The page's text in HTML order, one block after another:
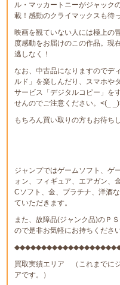
ル・マッカートニーがジャック
載！感動のクライマックスも待
映画を観ていない人には極上の
度感動をお届けのこの作品。現
逃しなく！
なお、中古品になりますのでデ
ルド」を楽しんだり、スマホや
サービス「デジタルコピー」を
せんのでご注意ください。<(_
もちろん買い取りの方もお待ち
ジャンプではゲームソフト、ゲ
ォン、フィギュア、エアガン、
Cソフト、金、プラチナ、洋酒
ていただきます。
また、故障品(ジャンク品)のＰ
ので是非お気軽にお持ちくださ
買取実績エリア （これまでに
アです。）